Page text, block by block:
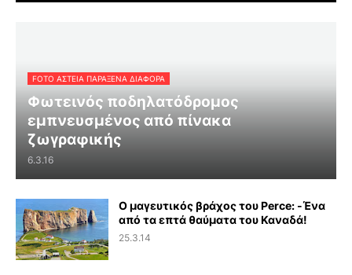
FOTO ΑΣΤΕΙΑ ΠΑΡΑΞΕΝΑ ΔΙΑΦΟΡΑ
Φωτεινός ποδηλατόδρομος
εμπνευσμένος από πίνακα
ζωγραφικής
6.3.16
Ο μαγευτικός βράχος του Perce: -Ένα
από τα επτά θαύματα του Καναδά!
25.3.14